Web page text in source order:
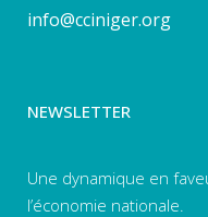
info@cciniger.org
NEWSLETTER
Une dynamique en
l’économie nationale.